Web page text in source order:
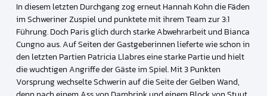
In diesem letzten Durchgang zog erneut Hannah Kohn die Fäden
im Schweriner Zuspiel und punktete mit ihrem Team zur 3:1
Führung. Doch Paris glich durch starke Abwehrarbeit und Bianca
Cungno aus. Auf Seiten der Gastgeberinnen lieferte wie schon in
den letzten Partien Patricia Llabres eine starke Partie und hielt
die wuchtigen Angriffe der Gäste im Spiel. Mit 3 Punkten
Vorsprung wechselte Schwerin auf die Seite der Gelben Wand,